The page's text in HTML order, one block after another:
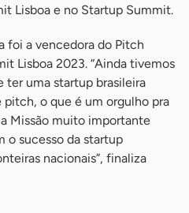
Lisboa e no Startup Summit.
foi a vencedora do Pitch
Lisboa 2023. “Ainda tivemos
ter uma startup brasileira
o que é um orgulho pra
Missão muito importante
o sucesso da startup
nacionais”, finaliza